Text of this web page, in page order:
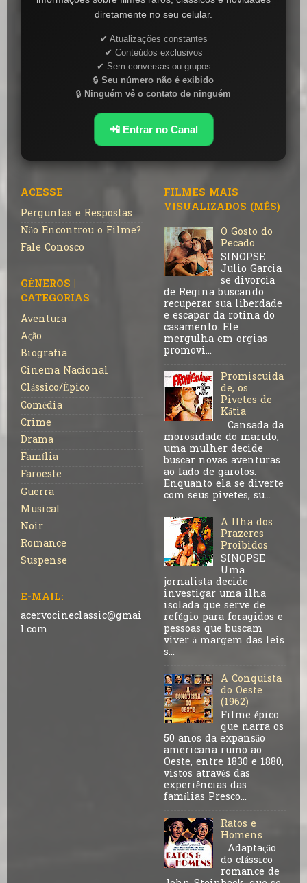
diretamente no seu celular.
✔ Atualizações constantes
✔ Conteúdos exclusivos
✔ Sem conversas ou grupos
🔒 Seu número não é exibido
🔒 Ninguém vê o contato de ninguém
📲 Entrar no Canal
ACESSE
Perguntas e Respostas
Não Encontrou o Filme?
Fale Conosco
GÊNEROS |
CATEGORIAS
Aventura
Ação
Biografia
Cinema Nacional
Clássico/Épico
Comédia
Crime
Drama
Família
Faroeste
Guerra
Musical
Noir
Romance
Suspense
E-MAIL:
acervocineclassic@gmai
l.com
FILMES MAIS
VISUALIZADOS (MÊS)
O Gosto do
Pecado
SINOPSE
Julio Garcia
se divorcia
de Regina buscando
recuperar sua liberdade
e escapar da rotina do
casamento. Ele
mergulha em orgias
promovi...
Promiscuida
de, os
Pivetes de
Kátia
Cansada da
morosidade do marido,
uma mulher decide
buscar novas aventuras
ao lado de garotos.
Enquanto ela se diverte
com seus pivetes, su...
A Ilha dos
Prazeres
Proibidos
SINOPSE
Uma
jornalista decide
investigar uma ilha
isolada que serve de
refúgio para foragidos e
pessoas que buscam
viver à margem das leis
s...
A Conquista
do Oeste
(1962)
Filme épico
que narra os
50 anos da expansão
americana rumo ao
Oeste, entre 1830 e 1880,
vistos através das
experiências das
famílias Presco...
Ratos e
Homens
Adaptação
do clássico
romance de